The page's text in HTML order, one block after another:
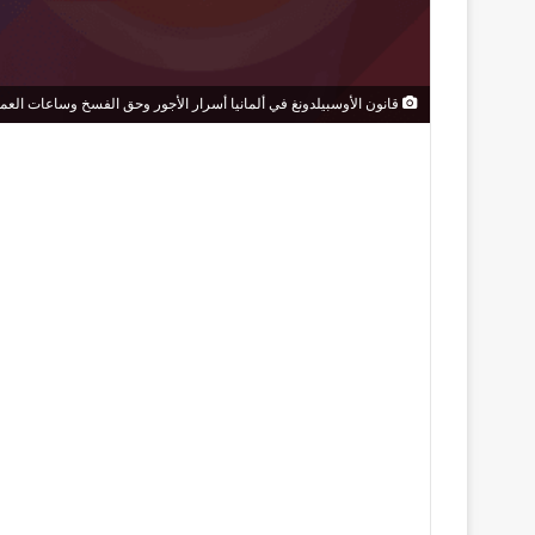
قانون الأوسبيلدونغ في ألمانيا أسرار الأجور وحق الفسخ وساعات